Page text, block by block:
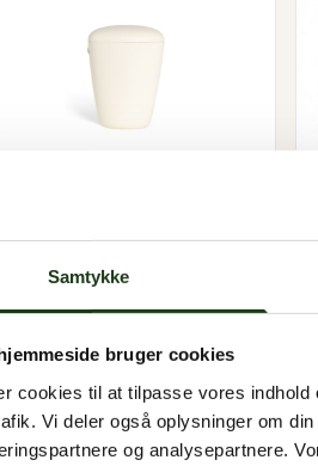
Samtykke
bruger cookies
cookies til at tilpasse vores
Vi deler også oplysninger om
og analysepartnere.